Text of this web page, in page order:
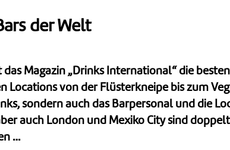
der Welt
Magazin „Drinks International“ die
von der Flüsterkneipe bis zum
sondern auch das Barpersonal und die
auch London und Mexiko City sind
…